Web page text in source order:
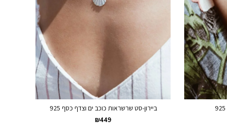
ביירון-סט שרשראות כוכב ים וצדף כסף 925
₪449